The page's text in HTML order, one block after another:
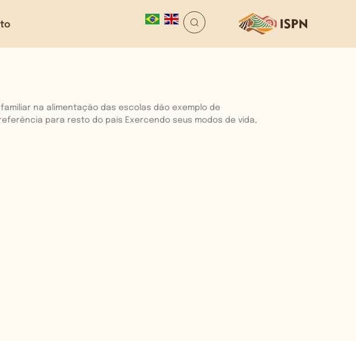
na alimentação das escolas dão exemplo de
para resto do país Exercendo seus modos de vida,